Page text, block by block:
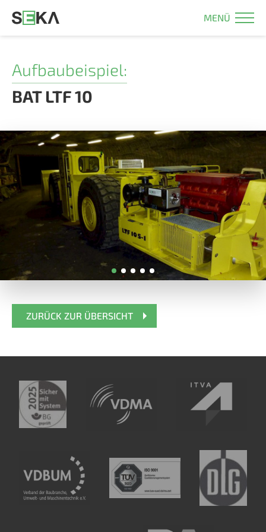
MENÜ
Aufbaubeispiel:
BAT LTF 10
ZURÜCK ZUR ÜBERSICHT